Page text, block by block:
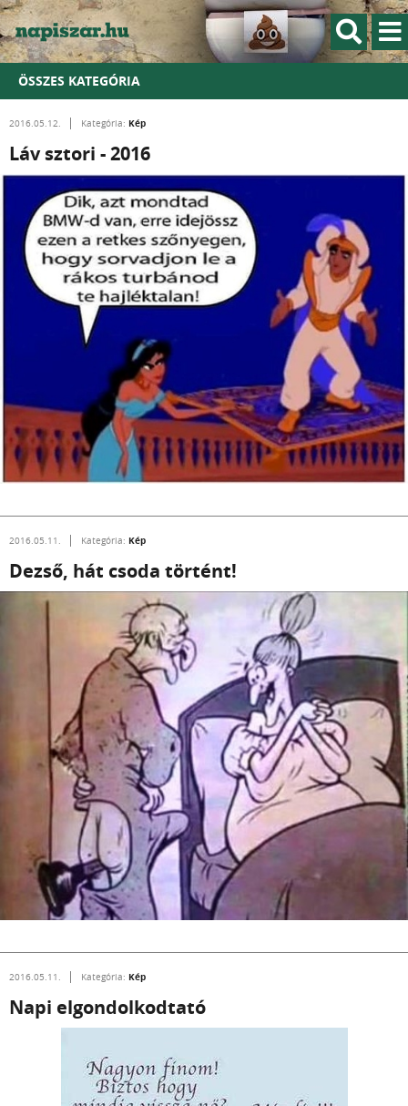
ÖSSZES KATEGÓRIA
2016.05.12. Kategória: Kép
Láv sztori - 2016
2016.05.11. Kategória: Kép
Dezső, hát csoda történt!
2016.05.11. Kategória: Kép
Napi elgondolkodtató